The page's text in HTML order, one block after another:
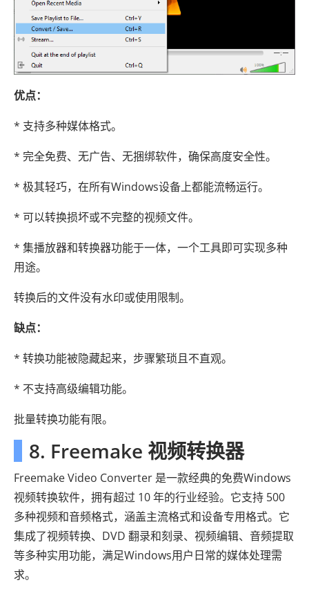
优点：
* 支持多种媒体格式。
* 完全免费、无广告、无捆绑软件，确保高度安全性。
* 极其轻巧，在所有Windows设备上都能流畅运行。
* 可以转换损坏或不完整的视频文件。
* 集播放器和转换器功能于一体，一个工具即可实现多种
用途。
转换后的文件没有水印或使用限制。
缺点：
* 转换功能被隐藏起来，步骤繁琐且不直观。
* 不支持高级编辑功能。
批量转换功能有限。
8. Freemake 视频转换器
Freemake Video Converter 是一款经典的免费Windows
视频转换软件，拥有超过 10 年的行业经验。它支持 500
多种视频和音频格式，涵盖主流格式和设备专用格式。它
集成了视频转换、DVD 翻录和刻录、视频编辑、音频提取
等多种实用功能，满足Windows用户日常的媒体处理需
求。